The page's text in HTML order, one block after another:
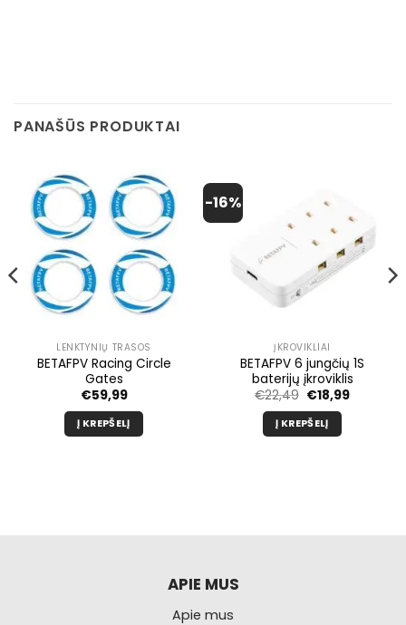
PANAŠŪS PRODUKTAI
LENKTYNIŲ TRASOS
BETAFPV Racing Circle
Gates
€59,99
Į KREPŠELĮ
-16%
ĮKROVIKLIAI
BETAFPV 6 jungčių 1S
baterijų įkroviklis
€22,49 Pradinė
kaina
buvo:
€22,49.
€18,99
Į KREPŠELĮ
APIE MUS
Apie mus